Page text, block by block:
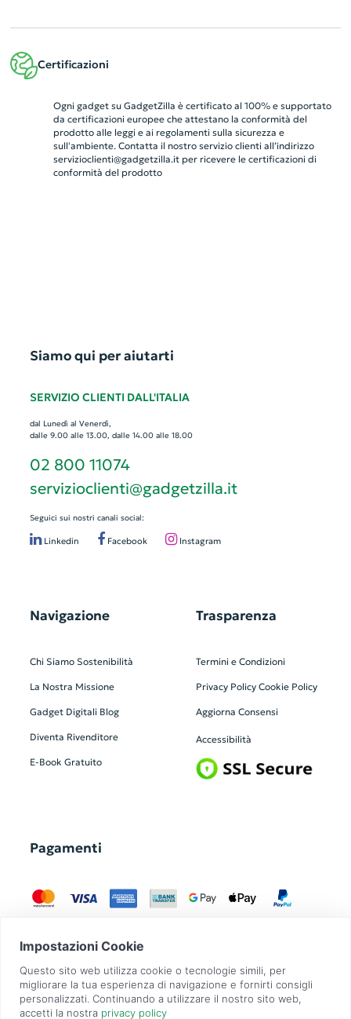
Certificazioni
Ogni gadget su GadgetZilla è certificato al 100% e supportato
da certificazioni europee che attestano la conformità del
prodotto alle leggi e ai regolamenti sulla sicurezza e
sull'ambiente. Contatta il nostro servizio clienti all’indirizzo
servizioclienti@gadgetzilla.itper ricevere le certificazioni di
conformità del prodotto
Siamo qui per aiutarti
SERVIZIO CLIENTI DALL'ITALIA
dal Lunedì al Venerdì,
dalle 9.00 alle 13.00, dalle 14.00 alle 18.00
02 800 11074
servizioclienti@gadgetzilla.it
Seguici sui nostri canali social:
Linkedin Facebook Instagram
Navigazione
Chi Siamo Sostenibilità
La Nostra Missione
Gadget Digitali Blog
Diventa Rivenditore
E-Book Gratuito
Trasparenza
Termini e Condizioni
Privacy Policy Cookie Policy
Aggiorna Consensi
Accessibilità
Pagamenti
GadgetZilla è un Brand di Overbi S.r.l.| realizzato con Contit
| © 2026 Tutti
i diritti riservati | P.IVA: 09351560967